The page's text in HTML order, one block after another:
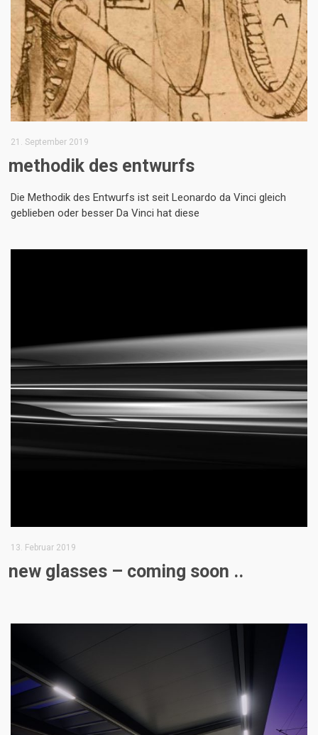
21. September 2019
methodik des entwurfs
Die Methodik des Entwurfs ist seit Leonardo da Vinci gleich
geblieben oder besser Da Vinci hat diese
13. Februar 2019
new glasses – coming soon ..